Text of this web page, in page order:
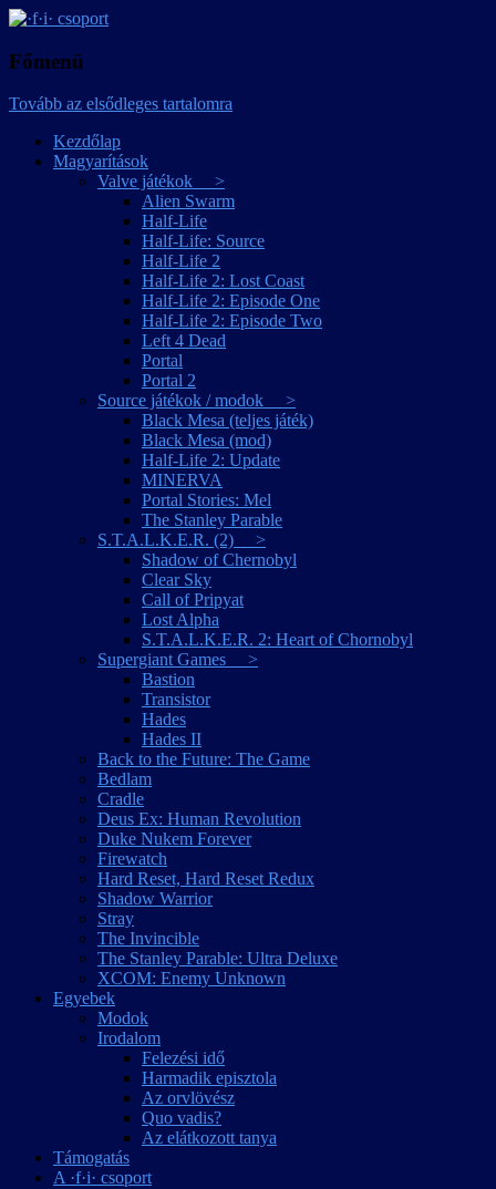
·f·i· csoport
Főmenü
Tovább az elsődleges tartalomra
Kezdőlap
Magyarítások
Valve játékok >
Alien Swarm
Half-Life
Half-Life: Source
Half-Life 2
Half-Life 2: Lost Coast
Half-Life 2: Episode One
Half-Life 2: Episode Two
Left 4 Dead
Portal
Portal 2
Source játékok / modok >
Black Mesa (teljes játék)
Black Mesa (mod)
Half-Life 2: Update
MINERVA
Portal Stories: Mel
The Stanley Parable
S.T.A.L.K.E.R. (2) >
Shadow of Chernobyl
Clear Sky
Call of Pripyat
Lost Alpha
S.T.A.L.K.E.R. 2: Heart of Chornobyl
Supergiant Games >
Bastion
Transistor
Hades
Hades II
Back to the Future: The Game
Bedlam
Cradle
Deus Ex: Human Revolution
Duke Nukem Forever
Firewatch
Hard Reset, Hard Reset Redux
Shadow Warrior
Stray
The Invincible
The Stanley Parable: Ultra Deluxe
XCOM: Enemy Unknown
Egyebek
Modok
Irodalom
Felezési idő
Harmadik episztola
Az orvlövész
Quo vadis?
Az elátkozott tanya
Támogatás
A ·f·i· csoport